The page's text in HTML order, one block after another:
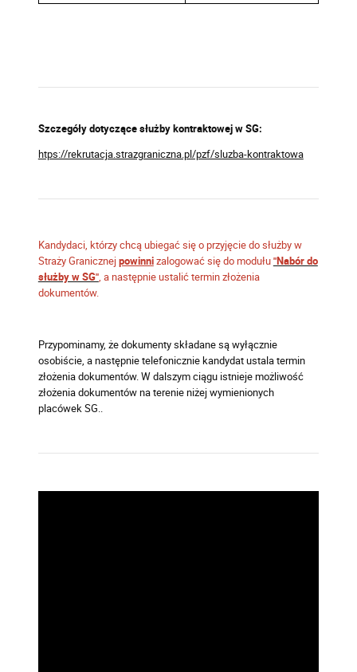
Szczegóły dotyczące służby kontraktowej w SG:
htps://rekrutacja.strazgraniczna.pl/pzf/sluzba-kontraktowa
Kandydaci, którzy chcą ubiegać się o przyjęcie do służby w
Straży Granicznej powinnizalogować się do modułu"Nabór do
służby w SG", a następnie ustalić termin złożenia
dokumentów.
Przypominamy, że dokumenty składane są wyłącznie
osobiście, a następnie telefonicznie kandydat ustala termin
złożenia dokumentów. W dalszym ciągu istnieje możliwość
złożenia dokumentów na terenie niżej wymienionych
placówek SG..